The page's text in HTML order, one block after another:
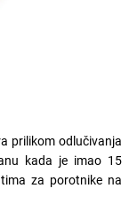
prilikom odlučivanja
kada je imao 15
za porotnike na